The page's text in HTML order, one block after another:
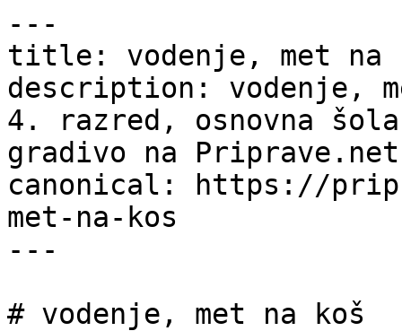
---
title: vodenje, met na
description: vodenje,
4. razred, osnovna
gradivo na
canonical: https://
met-na-kos
---
# vodenje, met na koš